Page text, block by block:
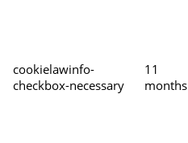
cookielawinfo-
checkbox-necessary
11
months